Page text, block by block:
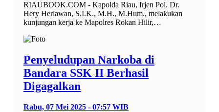
RIAUBOOK.COM - Kapolda Riau, Irjen Pol. Dr.
Hery Heriawan, S.I.K., M.H., M.Hum., melakukan
kunjungan kerja ke Mapolres Rokan Hilir,…
Penyeludupan Narkoba di
Bandara SSK II Berhasil
Digagalkan
Rabu, 07 Mei 2025 - 07:57 WIB